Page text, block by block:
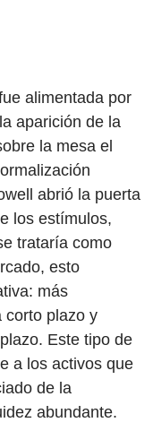
alimentada por
aparición de la
la mesa el
abrió la puerta
los estímulos,
trataría como
esto
más
corto plazo y
Este tipo de
a los activos que
de la
abundante.